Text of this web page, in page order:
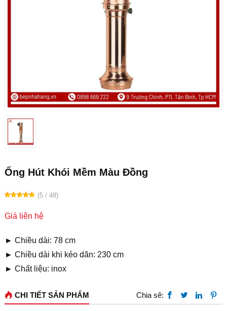
Ống Hút Khói Mềm Màu Đồng
(5 / 48)
Giá liên hệ
► Chiều dài: 78 cm
► Chiều dài khi kéo dãn: 230 cm
► Chất liệu: inox
CHI TIẾT SẢN PHẨM Chia sẽ: